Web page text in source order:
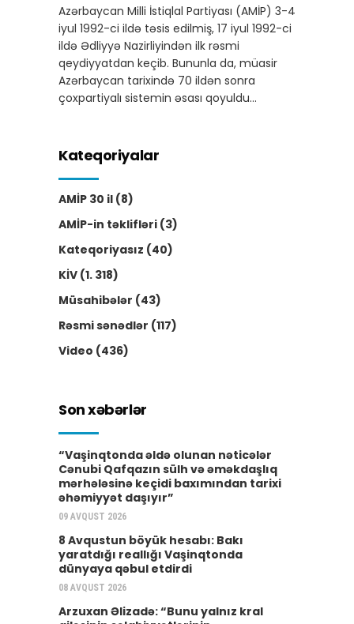
Azərbaycan Milli İstiqlal Partiyası (AMİP) 3-4
iyul 1992-ci ildə təsis edilmiş, 17 iyul 1992-ci
ildə Ədliyyə Nazirliyindən ilk rəsmi
qeydiyyatdan keçib. Bununla da, müasir
Azərbaycan tarixində 70 ildən sonra
çoxpartiyalı sistemin əsası qoyuldu…
Kateqoriyalar
AMİP 30 il (8)
AMİP-in təklifləri (3)
Kateqoriyasız (40)
KİV (1. 318)
Müsahibələr (43)
Rəsmi sənədlər (117)
Video (436)
Son xəbərlər
“Vaşinqtonda əldə olunan nəticələr
Cənubi Qafqazın sülh və əməkdaşlıq
mərhələsinə keçidi baxımından tarixi
əhəmiyyət daşıyır”
09 AVQUST 2026
8 Avqustun böyük hesabı: Bakı
yaratdığı reallığı Vaşinqtonda
dünyaya qəbul etdirdi
08 AVQUST 2026
Arzuxan Əlizadə: “Bunu yalnız kral